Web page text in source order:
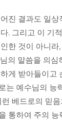
진 결과도 일상
. 그리고 이 기
한 것이 아니라
의 말씀을 의심
게 받아들이고
는 예수님의 능
베드로의 믿
통하여 주의 능